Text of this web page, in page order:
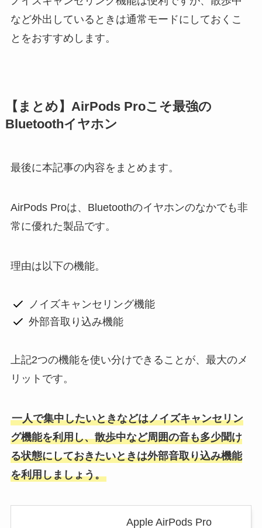
など外出しているときは通常モードにしておくこ
とをおすすめします。
【まとめ】AirPods Proこそ最強の
Bluetoothイヤホン
最後に本記事の内容をまとめます。
AirPods Proは、Bluetoothのイヤホンのなかでも非
常に優れた製品です。
理由は以下の機能。
ノイズキャンセリング機能
外部音取り込み機能
上記2つの機能を使い分けできることが、最大のメ
リットです。
一人で集中したいときなどはノイズキャンセリン
グ機能を利用し、散歩中など周囲の音も多少聞け
る状態にしておきたいときは外部音取り込み機能
を利用しましょう。
Apple AirPods Pro